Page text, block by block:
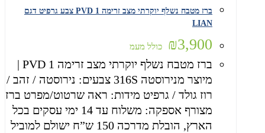
ברז מטבח נשלף יוקרתי מצב זרימה 1 PVD צבע גרפיט דגם
LIAN
₪3,900 כולל מעמ
ברז מטבח נשלף יוקרתי מצב זרימה 1 PVD |
מיוצר מנירוסטה 316S צבעים: נירוסטה / זהב /
רוז גולד / גרפיט מידות: ראה שרטוט/מפרט ברז
מצורף אספקה: משלוח עד 14 ימי עסקים בכל
הארץ, הובלת מדרכה 150 ש”ח ישולם למוביל